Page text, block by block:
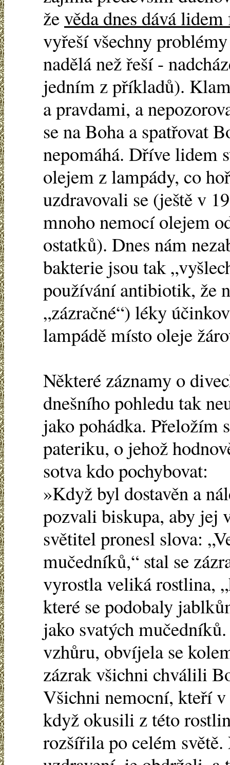
ževěda dnes dává
vyřeší všechny
nadělá než řeší -
jedním z příkladů).
a pravdami, a
se na Boha a spatřovat
nepomáhá. Dříve lidem
olejem z lampády, co
uzdravovali se (ještě v
mnoho nemocí olejem
ostatků). Dnes nám
bakterie jsou tak
používání antibiotik, že
„zázračné“) léky
lampádě místo oleje
Některé záznamy o
dnešního pohledu tak
jako pohádka. Přeložím
pateriku, o jehož
sotva kdo pochybovat:
»Když byl dostavěn a
pozvali biskupa, aby jej
světitel pronesl slova:
mučedníků,“ stal se
vyrostla veliká rostlina,
které se podobaly
jako svatých
vzhůru, obvíjela se
zázrak všichni chválili
Všichni nemocní, kteří
když okusili z této
rozšířila po celém